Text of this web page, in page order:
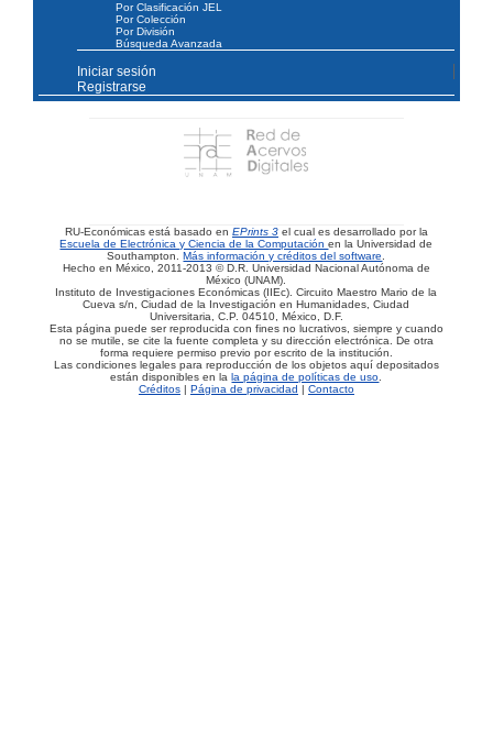
Por Clasificación JEL
Por Colección
Por División
Búsqueda Avanzada
Iniciar sesión
Registrarse
RU-Económicas está basado en EPrints 3 el cual es desarrollado por la
Escuela de Electrónica y Ciencia de la Computaciónen la Universidad de
Southampton.Más información y créditos del software.
Hecho en México, 2011-2013 © D.R. Universidad Nacional Autónoma de
México (UNAM).
Instituto de Investigaciones Económicas (IIEc). Circuito Maestro Mario de la
Cueva s/n, Ciudad de la Investigación en Humanidades, Ciudad
Universitaria, C.P. 04510, México, D.F.
Esta página puede ser reproducida con fines no lucrativos, siempre y cuando
no se mutile, se cite la fuente completa y su dirección electrónica. De otra
forma requiere permiso previo por escrito de la institución.
Las condiciones legales para reproducción de los objetos aquí depositados
están disponibles en lala página de políticas de uso.
Créditos| Página de privacidad | Contacto